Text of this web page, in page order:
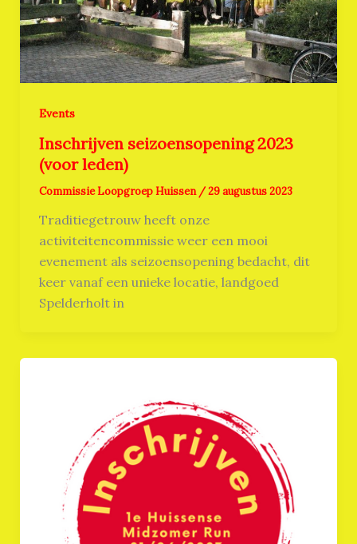
Events
Inschrijven seizoensopening 2023
(voor leden)
Commissie Loopgroep Huissen /29 augustus 2023
Traditiegetrouw heeft onze
activiteitencommissie weer een mooi
evenement als seizoensopening bedacht, dit
keer vanaf een unieke locatie, landgoed
Spelderholt in